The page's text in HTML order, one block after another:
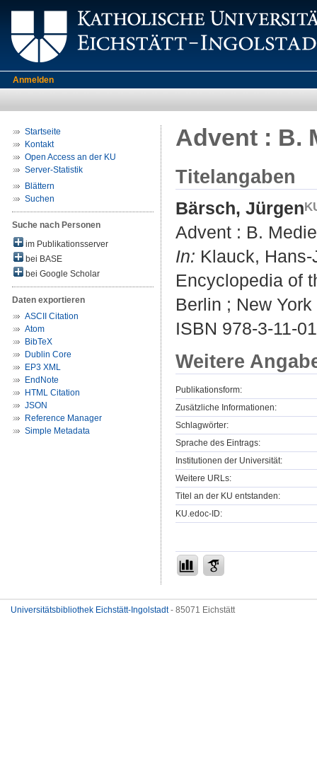
Anmelden
Startseite
Kontakt
Open Access an der KU
Server-Statistik
Blättern
Suchen
Suche nach Personen
im Publikationsserver
bei BASE
bei Google Scholar
Daten exportieren
ASCII Citation
Atom
BibTeX
Dublin Core
EP3 XML
EndNote
HTML Citation
JSON
Reference Manager
Simple Metadata
Advent : B.
Titelangaben
Bärsch, Jürgen
Advent : B.
In: Klauck,
Encyclopedia of
Berlin ; New
ISBN 978-3-11-
Weitere
Publikationsform:
Zusätzliche Informationen:
Schlagwörter:
Sprache des Eintrags:
Institutionen der Universität:
Weitere URLs:
Titel an der KU entstanden:
KU.edoc-ID:
Universitätsbibliothek Eichstätt-Ingolstadt- 85071 Eichstätt